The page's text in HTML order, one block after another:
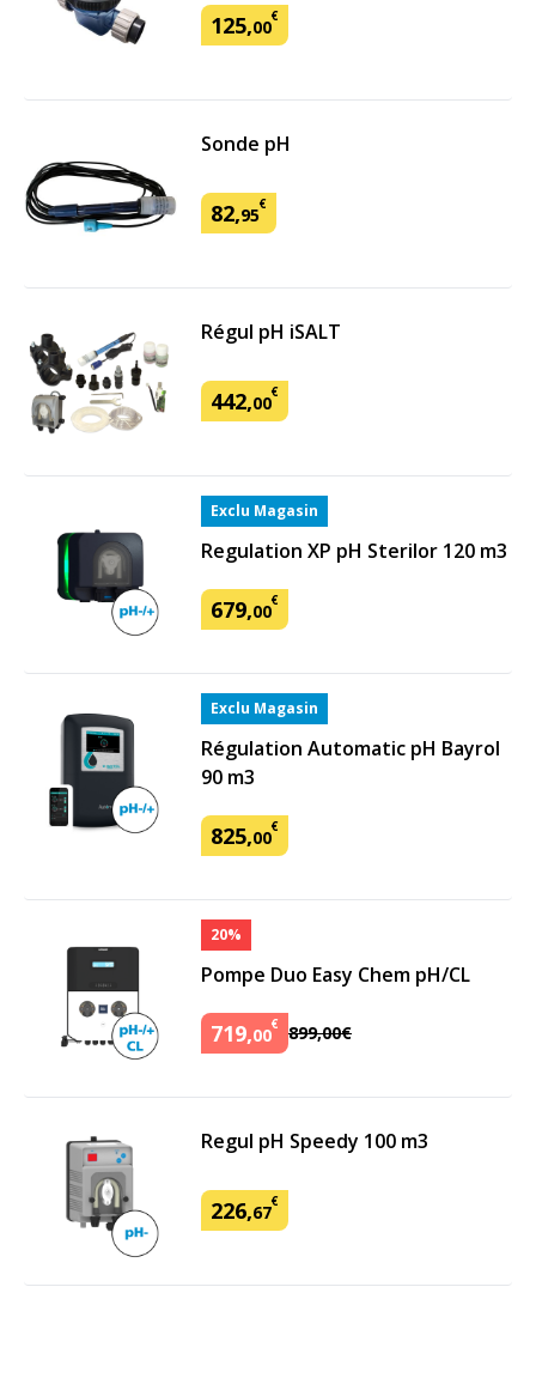
125,00€
Sonde pH
82,95€
Régul pH iSALT
442,00€
Exclu Magasin
Regulation XP pH Sterilor 120 m3
679,00€
Exclu Magasin
Régulation Automatic pH Bayrol
90 m3
825,00€
20%
Pompe Duo Easy Chem pH/CL
719,00€ 899,00€
Regul pH Speedy 100 m3
226,67€